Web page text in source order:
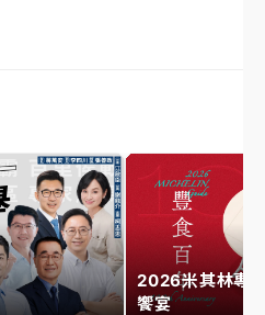
2026米其林專
饗宴